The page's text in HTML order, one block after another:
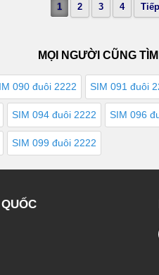
1 2 3 4
MỌI NGƯỜI CŨNG
090 đuôi 2222 SIM 091 đuôi
SIM 094 đuôi 2222 SIM 096
SIM 099 đuôi 2222